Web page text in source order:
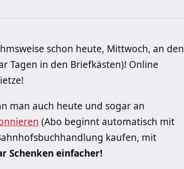
schon heute, Mittwoch, an den
Tagen in den Briefkästen)! Online
man auch heute und sogar an
(Abo beginnt automatisch mit
kaufen, mit
Schenken einfacher!